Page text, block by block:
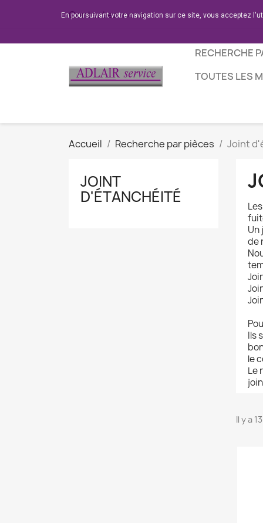
Contactez-nous
RECHERCHE
TOUTES LES
Accueil Recherche par pièces Joint
JOINT
D'ÉTANCHÉITÉ
Un
de
Ils
le
Le
Il y a
En poursuivant votre navigation sur ce site, vous acceptez